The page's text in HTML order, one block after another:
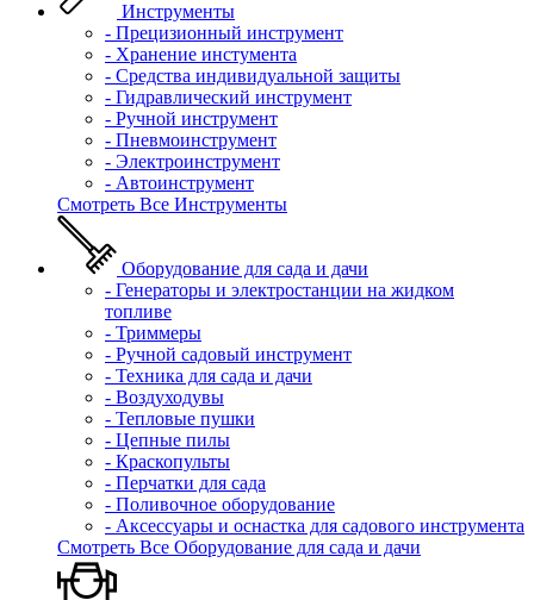
Инструменты
- Прецизионный инструмент
- Хранение инстумента
- Средства индивидуальной защиты
- Гидравлический инструмент
- Ручной инструмент
- Пневмоинструмент
- Электроинструмент
- Автоинструмент
Смотреть Все Инструменты
Оборудование для сада и дачи
- Генераторы и электростанции на жидком
топливе
- Триммеры
- Ручной садовый инструмент
- Техника для сада и дачи
- Воздуходувы
- Тепловые пушки
- Цепные пилы
- Краскопульты
- Перчатки для сада
- Поливочное оборудование
- Аксессуары и оснастка для садового инструмента
Смотреть Все Оборудование для сада и дачи